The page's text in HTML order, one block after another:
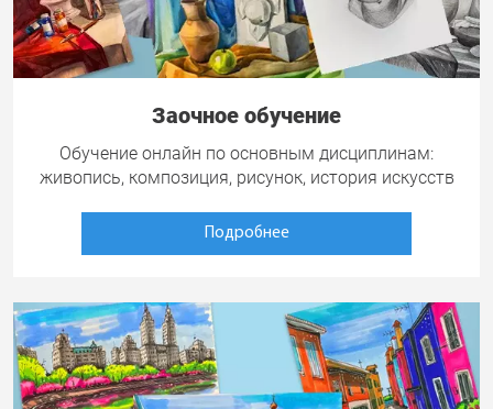
Заочное обучение
Обучение онлайн по основным дисциплинам:
живопись, композиция, рисунок, история искусств
Подробнее